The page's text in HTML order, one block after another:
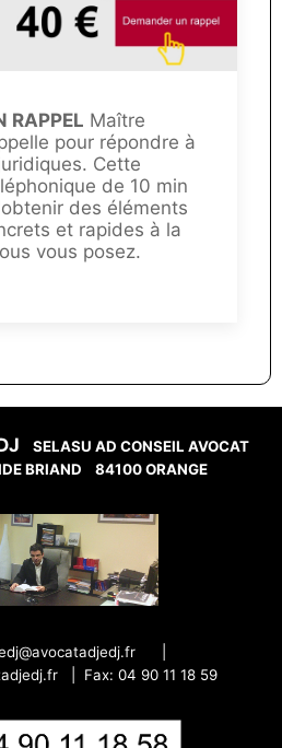
RAPPEL Maître
pour répondre à
Cette
de 10 min
des éléments
et rapides à la
vous posez.
SELASU AD CONSEIL AVOCAT
BRIAND
84100 ORANGE
Fax: 04 90 11 18 59